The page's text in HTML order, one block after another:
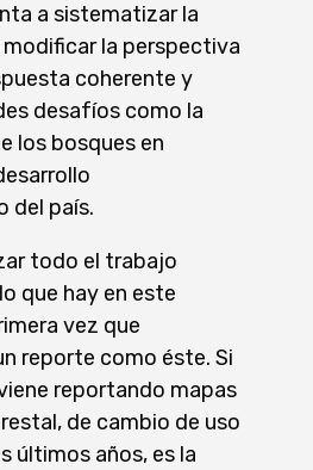
a sistematizar la
la perspectiva
coherente y
desafíos como la
los bosques en
del país.
todo el trabajo
que hay en este
vez que
reporte como éste. Si
reportando mapas
de cambio de uso
últimos años, es la